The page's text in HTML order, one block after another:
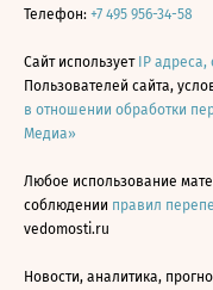
Телефон: +7 495 956-34-58
Сайт использует IP
Пользователей сайта,
в отношении обработки
Медиа»
Любое использование
соблюдении правил
vedomosti.ru
Новости, аналитика,